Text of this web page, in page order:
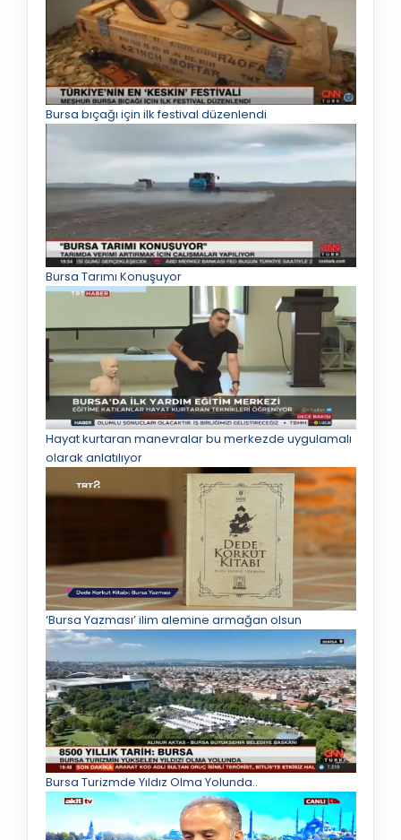
Bursa bıçağı için ilk festival düzenlendi
Bursa Tarımı Konuşuyor
Hayat kurtaran manevralar bu merkezde uygulamalı
olarak anlatılıyor
‘Bursa Yazması’ ilim alemine armağan olsun
Bursa Turizmde Yıldız Olma Yolunda..